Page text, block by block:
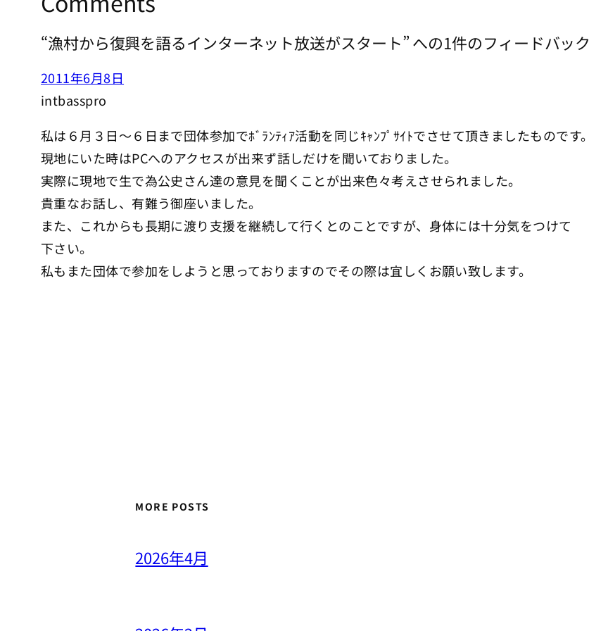
“漁村から復興を語るインターネット放送がスタート” への1件のフィードバック
2011年6月8日
intbasspro
私は６月３日～６日まで団体参加でﾎﾞﾗﾝﾃｨｱ活動を同じｷｬﾝﾌﾟｻｲﾄでさせて頂きましたものです。
現地にいた時はPCへのアクセスが出来ず話しだけを聞いておりました。
実際に現地で生で為公史さん達の意見を聞くことが出来色々考えさせられました。
貴重なお話し、有難う御座いました。
また、これからも長期に渡り支援を継続して行くとのことですが、身体には十分気をつけて
下さい。
私もまた団体で参加をしようと思っておりますのでその際は宜しくお願い致します。
MORE POSTS
2026年4月